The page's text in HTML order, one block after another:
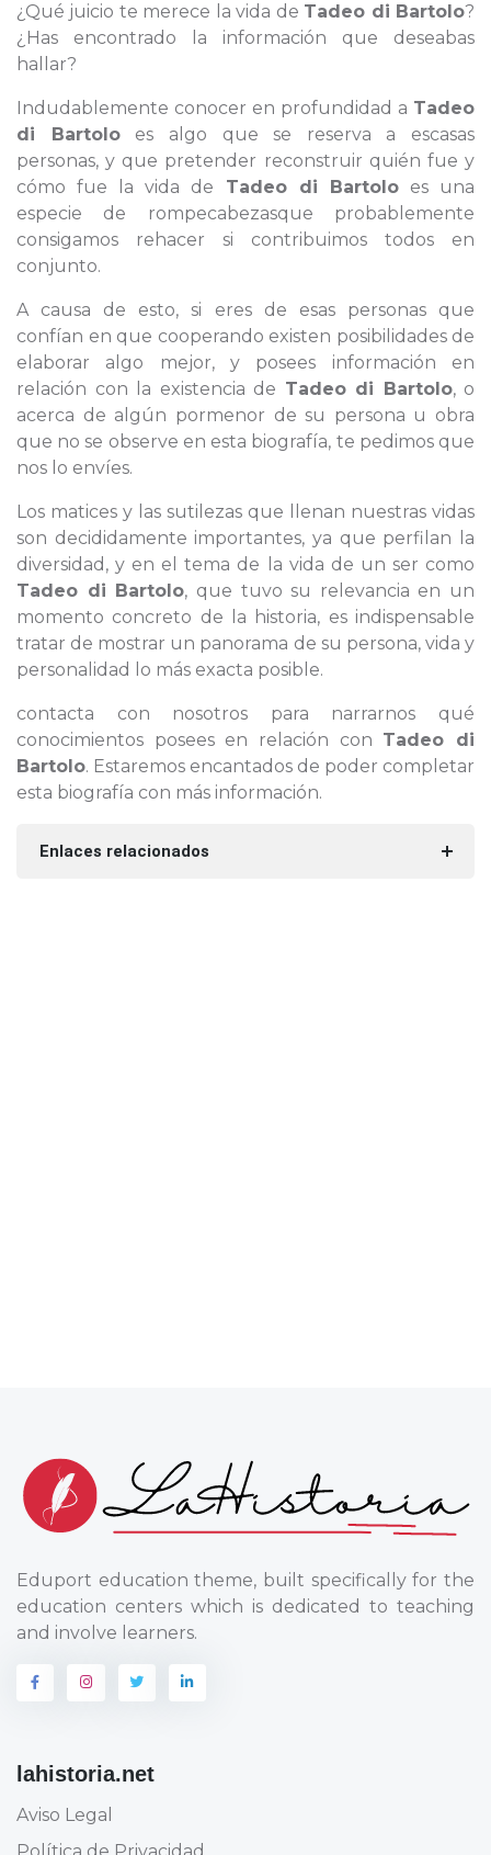
¿Qué juicio te merece la vida de Tadeo di Bartolo?
¿Has encontrado la información que deseabas
hallar?
Indudablemente conocer en profundidad a Tadeo
di Bartoloes algo que se reserva a escasas
personas, y que pretender reconstruir quién fue y
cómo fue la vida de Tadeo di Bartoloes una
especie de rompecabezasque probablemente
consigamos rehacer si contribuimos todos en
conjunto.
A causa de esto, si eres de esas personas que
confían en que cooperando existen posibilidades de
elaborar algo mejor, y posees información en
relación con la existencia de Tadeo di Bartolo, o
acerca de algún pormenor de su persona u obra
que no se observe en esta biografía, te pedimos que
nos lo envíes.
Los matices y las sutilezas que llenan nuestras vidas
son decididamente importantes, ya que perfilan la
diversidad, y en el tema de la vida de un ser como
Tadeo di Bartolo, que tuvo su relevancia en un
momento concreto de la historia, es indispensable
tratar de mostrar un panorama de su persona, vida y
personalidad lo más exacta posible.
contacta con nosotros para narrarnos qué
conocimientos posees en relación con Tadeo di
Bartolo. Estaremos encantados de poder completar
esta biografía con más información.
Enlaces relacionados
Eduport education theme, built specifically for the
education centers which is dedicated to teaching
and involve learners.
lahistoria.net
Aviso Legal